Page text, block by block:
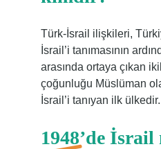
Türk-İsrail ilişkileri,
İsrail’i tanımasının
arasında ortaya çıkan
çoğunluğu Müslüman
İsrail’i tanıyan ilk ülkedir.
1948’de İsrail